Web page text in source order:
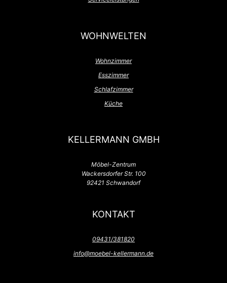
WOHNWELTEN
Wohnzimmer
Esszimmer
Schlafzimmer
Küche
KELLERMANN GMBH
Möbel-Zentrum
Wackersdorfer Str. 100
92421 Schwandorf
KONTAKT
09431/381820
info@moebel-kellermann.de